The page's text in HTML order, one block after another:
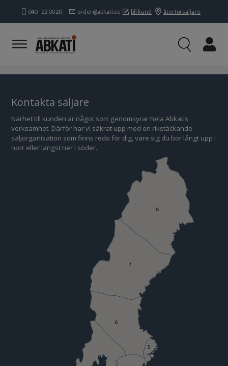
040 - 22 00 20 order@abkati.se bli kund återförsäljare
Produkter
Kampanjer
Kundservice & Kontakt
Om oss
Öppettider:
Kontakta säljare
Närhet till kunden är något som genomsyrar hela Abkatis
verksamhet. Därför har vi säkrat upp med en rikstäckande
säljorganisation som finns redo för dig, vare sig du bor långt upp i
norr eller längst ner i söder.